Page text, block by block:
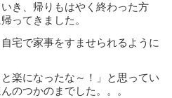
き、帰りもはやく終わった方
ってきました。
宅で家事をすませられるように
楽になったな～！」と思ってい
のつかのまでした。。。